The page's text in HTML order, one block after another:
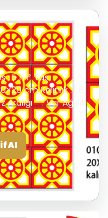
: 5 m² Taş
cm Kalınlık : 1.8
: Var Ağırlık
Al